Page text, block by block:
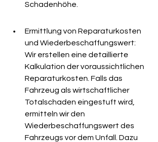
Schadenhöhe.
Ermittlung von Reparaturkosten
und Wiederbeschaffungswert:
Wir erstellen eine detaillierte
Kalkulation der voraussichtlichen
Reparaturkosten. Falls das
Fahrzeug als wirtschaftlicher
Totalschaden eingestuft wird,
ermitteln wir den
Wiederbeschaffungswert des
Fahrzeugs vor dem Unfall. Dazu